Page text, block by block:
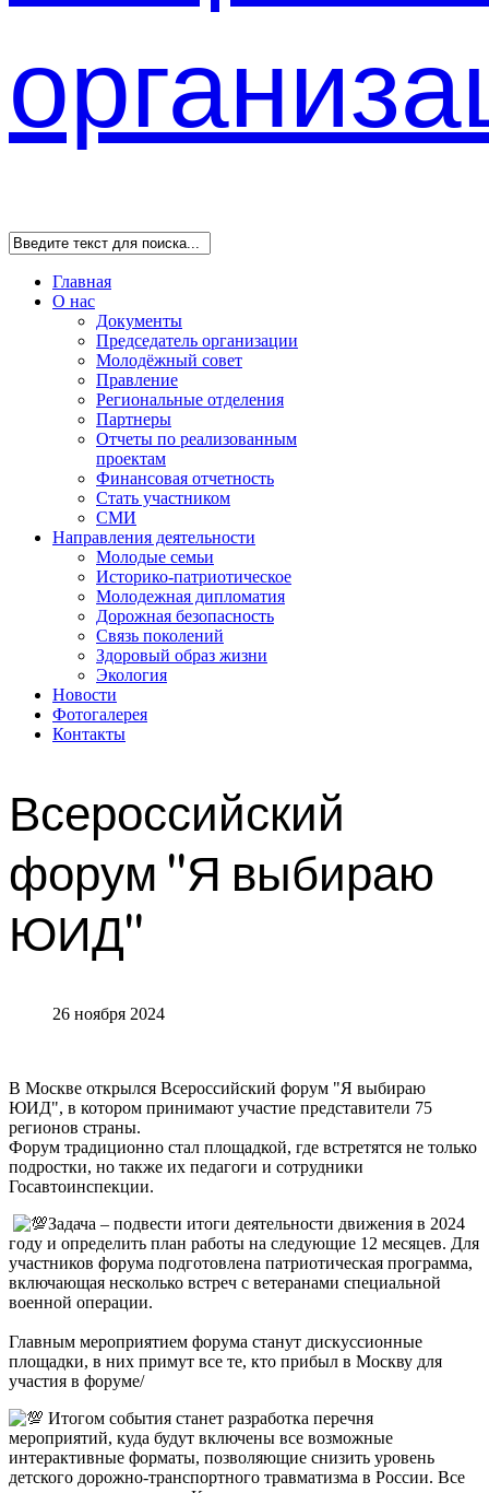
Главная
О нас
Документы
Председатель организации
Молодёжный совет
Правление
Региональные отделения
Партнеры
Отчеты по реализованным
проектам
Финансовая отчетность
Стать участником
СМИ
Направления деятельности
Молодые семьи
Историко-патриотическое
Молодежная дипломатия
Дорожная безопасность
Связь поколений
Здоровый образ жизни
Экология
Новости
Фотогалерея
Контакты
Всероссийский
форум "Я выбираю
ЮИД"
26 ноября 2024
В Москве открылся Всероссийский форум "Я выбираю
ЮИД", в котором принимают участие представители 75
регионов страны.
Форум традиционно стал площадкой, где встретятся не только
подростки, но также их педагоги и сотрудники
Госавтоинспекции.
Задача – подвести итоги деятельности движения в 2024
году и определить план работы на следующие 12 месяцев. Для
участников форума подготовлена патриотическая программа,
включающая несколько встреч с ветеранами специальной
военной операции.
Главным мероприятием форума станут дискуссионные
площадки, в них примут все те, кто прибыл в Москву для
участия в форуме/
Итогом события станет разработка перечня
мероприятий, куда будут включены все возможные
интерактивные форматы, позволяющие снизить уровень
детского дорожно-транспортного травматизма в России. Все